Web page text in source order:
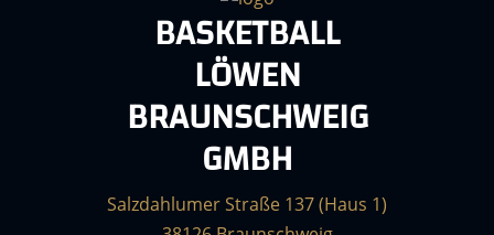
BASKETBALL
LÖWEN
BRAUNSCHWEIG
GMBH
Salzdahlumer Straße 137 (Haus 1)